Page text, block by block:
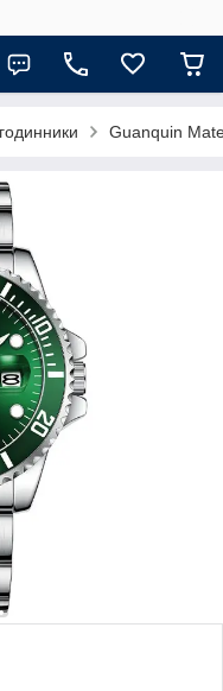
Guanquin